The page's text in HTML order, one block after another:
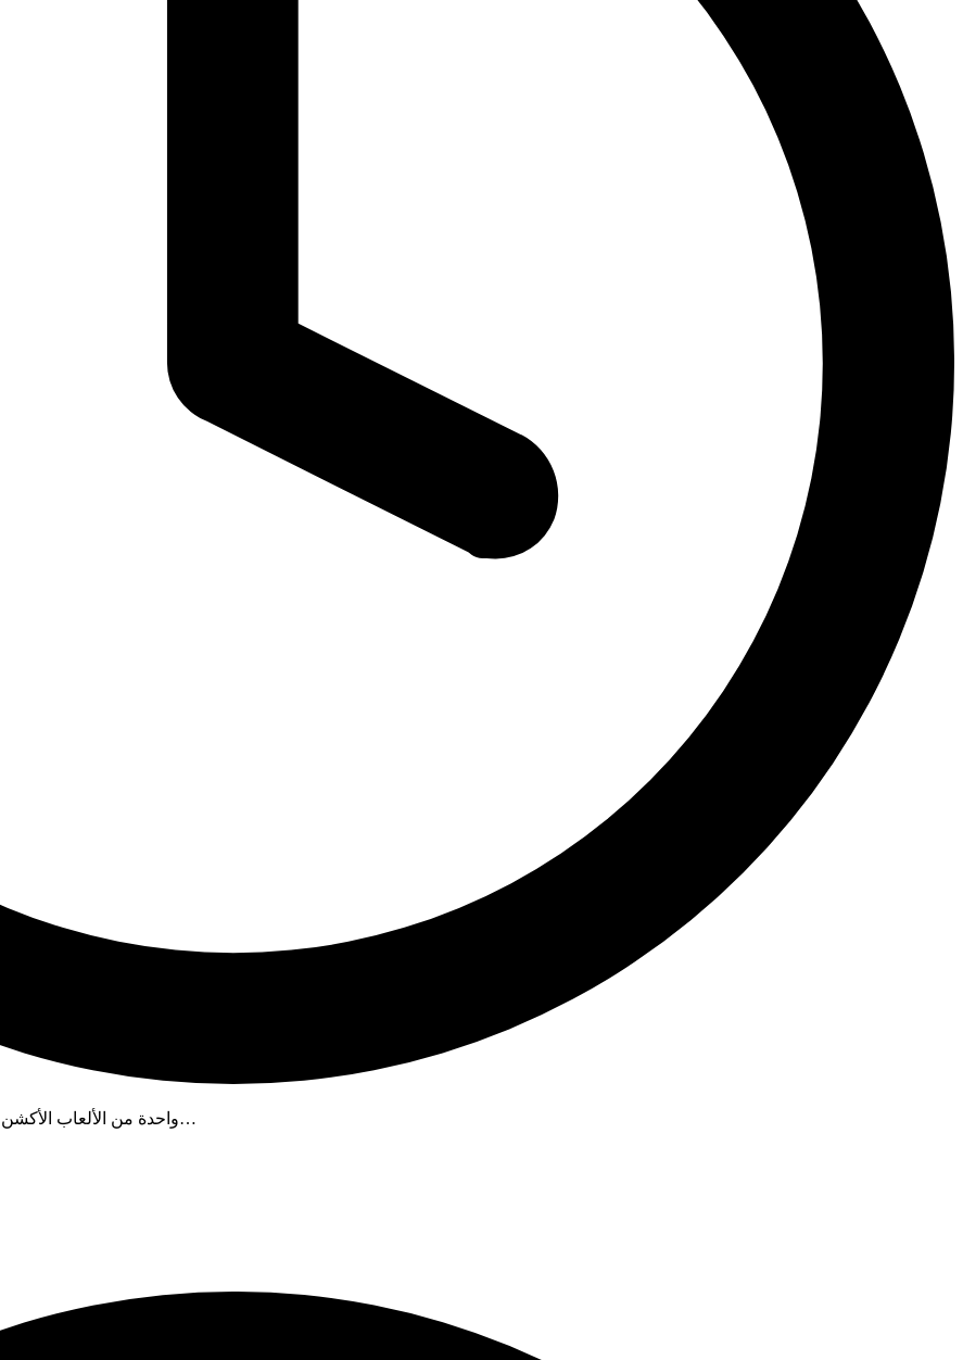
تحميل Blood High للكمبيوتر Torrent تعد لعبة Blood High واحدة من الألعاب الأكشن المثيرة التي…